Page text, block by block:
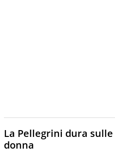
La Pellegrini dura
donna